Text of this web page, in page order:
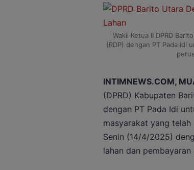
Wakil Ketua II DPRD
(RDP) dengan PT Pada Idi
INTIMNEWS.COM,
(DPRD) Kabupaten
dengan PT Pada Idi
masyarakat yang
Senin (14/4/2025)
lahan dan